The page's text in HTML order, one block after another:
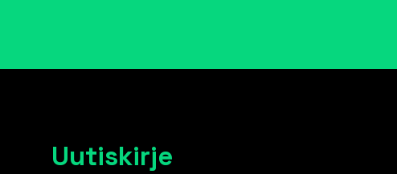
Uutiskirje